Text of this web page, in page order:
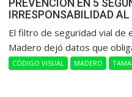
PREVENCIÓN EN 5
IRRESPONSABILIDAD
​El filtro de seguridad vial de
Madero dejó datos que
CÓDIGO VISUAL MADERO